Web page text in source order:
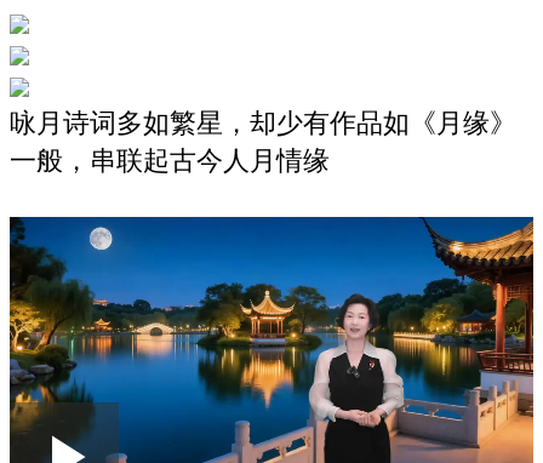
咏月诗词多如繁星，却少有作品如《月缘》
一般，串联起古今人月情缘